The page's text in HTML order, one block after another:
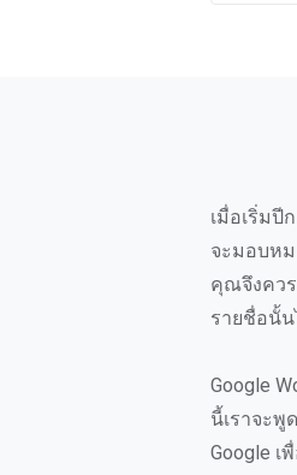
เมื่อเริ่ม
จะมอบห
คุณจึงคว
รายชื่อนั้
Google
นี้เราจะพู
Google เ